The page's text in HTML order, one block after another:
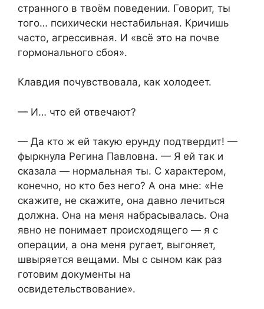
странного в твоём поведении. Говорит, ты
того… психически нестабильная. Кричишь
часто, агрессивная. И «всё это на почве
гормонального сбоя».
Клавдия почувствовала, как холодеет.
— И… что ей отвечают?
— Да кто ж ей такую ерунду подтвердит! —
фыркнула Регина Павловна. — Я ей так и
сказала — нормальная ты. С характером,
конечно, но кто без него? А она мне: «Не
скажите, не скажите, она давно лечиться
должна. Она на меня набрасывалась. Она
явно не понимает происходящего — я с
операции, а она меня ругает, выгоняет,
швыряется вещами. Мы с сыном как раз
готовим документы на
освидетельствование».